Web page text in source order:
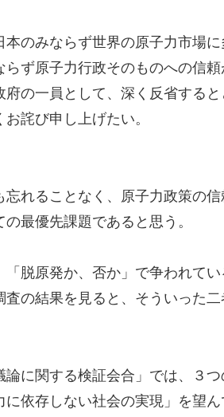
のみならず世界の原子力市場
ず原子力行政そのものへの信
の一員として、深く反省する
詫び申し上げたい。
れることなく、原子力政策の
最優先課題であると思う。
脱原発か、否か」で争われて
の結果を見ると、そういった
に関する検証会合」では、３つ
依存しない社会の実現」を望